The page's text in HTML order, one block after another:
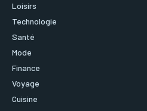
Loisirs
Technologie
Santé
Mode
Finance
Voyage
Cuisine